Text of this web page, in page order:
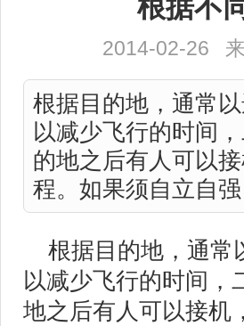
根据不
2014-02-26
根据目的地，通常
以减少飞行的时间
的地之后有人可以
程。如果须自立自
根据目的地，通常
以减少飞行的时间，
地之后有人可以接机